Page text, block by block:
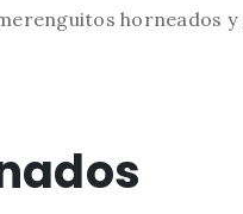
horneados y